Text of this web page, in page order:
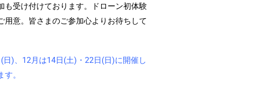
も受け付けております。ドローン初体験
意。皆さまのご参加心よりお待ちして
)、12月は14日(土)・22日(日)に開催し
。